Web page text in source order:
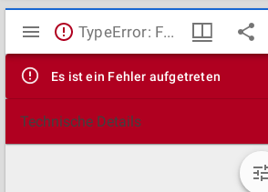
Mirador
Viewer
TypeError: Failed to fetch
Es ist ein Fehler aufgetreten
Technische Details